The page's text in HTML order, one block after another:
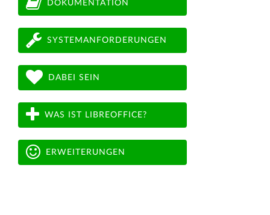
DOKUMENTATION
SYSTEMANFORDERUNGEN
DABEI SEIN
WAS IST LIBREOFFICE?
ERWEITERUNGEN